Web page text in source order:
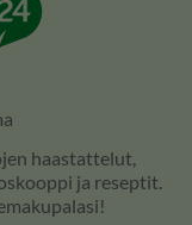
haastattelut,
ja reseptit.